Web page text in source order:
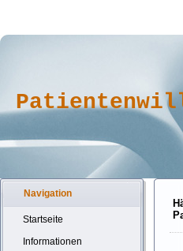
Navigation
Startseite
Informationen